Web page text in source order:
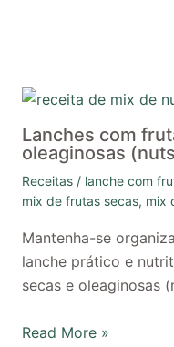
Lanches com
oleaginosas
Receitas/ lanche com
mix de frutas secas, mix
Mantenha-se
lanche prático e
secas e oleaginosas
Read More »